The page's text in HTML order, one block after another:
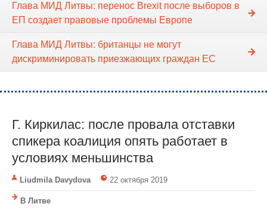
Глава МИД Литвы: перенос Brexit после выборов в
ЕП создает правовые проблемы Европе
Глава МИД Литвы: британцы не могут
дискриминировать приезжающих граждан ЕС
Г. Киркилас: после провала отставки
спикера коалиция опять работает в
условиях меньшинства
Liudmila Davydova 22 октября 2019
В Литве